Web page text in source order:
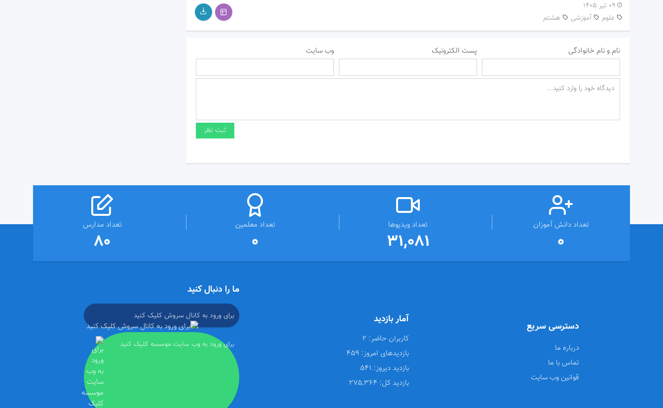
۰۹ تیر ۱۴۰۵
آموزشی
علوم هشتم
نام و نام خانوادگی پست الکترونیک وب سایت
تعداد دانش آموزان
0
تعداد ویدیوها
31,081
تعداد معلمین
0
تعداد مدارس
80
دسترسی سریع
درباره ما
تماس با ما
قوانین وب سایت
آمار بازدید
کاربران حاضر:
بازدیدهای امروز:
بازدید دیروز:
بازدید کل:
ما را دنبال کنید
برای ورود به کانال سروش کلیک کنید
برای ورود به وب سایت موسسه کلیک کنید